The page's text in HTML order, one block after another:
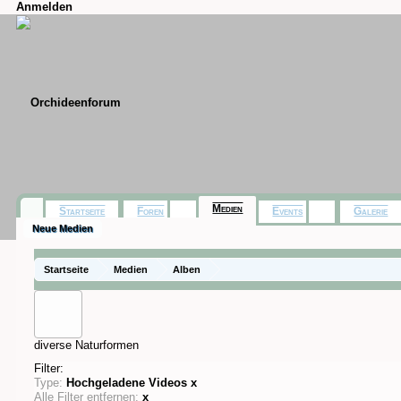
Anmelden
Startseite Medien Alben
diverse Naturformen
Filter:
Type: Hochgeladene Videosx
Alle Filter entfernen: x
Startseite Foren Medien
Neue Medien
Events Galerie